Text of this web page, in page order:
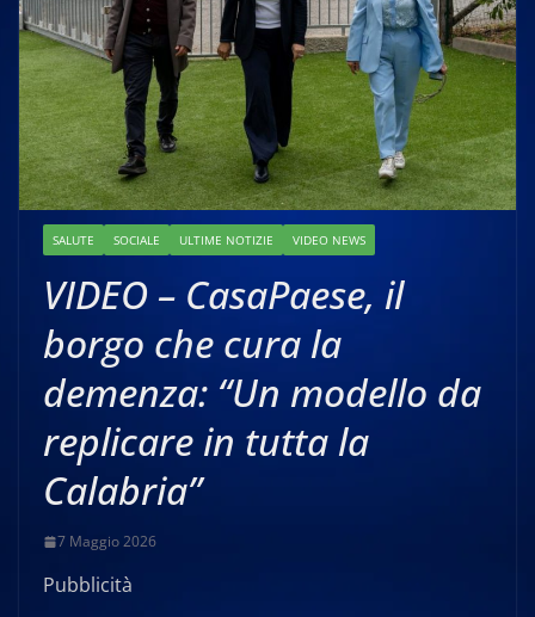
SALUTE SOCIALE ULTIME NOTIZIE VIDEO NEWS
VIDEO – CasaPaese, il
borgo che cura la
demenza: “Un modello da
replicare in tutta la
Calabria”
7 Maggio 2026
Pubblicità